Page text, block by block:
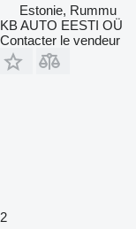
Estonie, Rummu
KB AUTO EESTI OÜ
Contacter le vendeur
2